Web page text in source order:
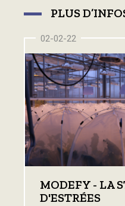
PLUS
02-02-22
MODEFY - LA
D'ESTRÉES